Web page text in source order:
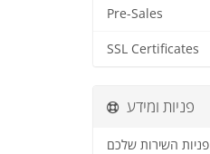
Pre-Sales
SSL Certificates
פניות ומידע
פניות השירות שלכם